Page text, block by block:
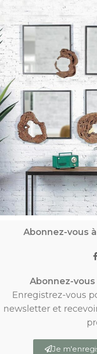
Abonnez-vous
Abonnez-
Enregistrez-vous
newsletter et
Je